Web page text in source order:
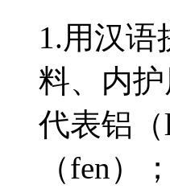
1.用汉语
料、内
代表铝（lv
（fen）